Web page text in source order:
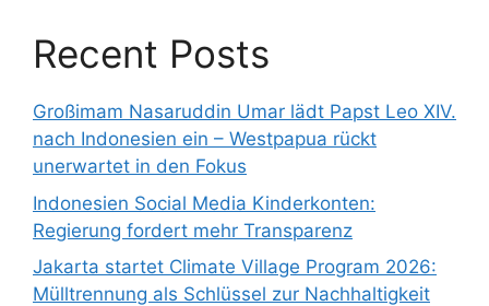
Recent Posts
Großimam Nasaruddin Umar lädt Papst Leo XIV.
nach Indonesien ein – Westpapua rückt
unerwartet in den Fokus
Indonesien Social Media Kinderkonten:
Regierung fordert mehr Transparenz
Jakarta startet Climate Village Program 2026:
Mülltrennung als Schlüssel zur Nachhaltigkeit